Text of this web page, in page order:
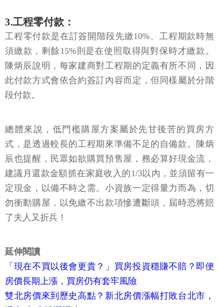
3.工程零付款：
工程零付款是在訂簽開階段先繳10%、工程期款時無
須繳款，剩餘15%則是在使照取得與對保時才繳款。
陳炳辰說明，每家建商對工程期的定義有所不同，因
此付款方式會依合約簽訂內容而定，但同樣屬於分階
段付款。
總體來說，低門檻購屋方案屬於先甘後苦的買房方
式，是透過較長的工程期來準備不足的自備款。陳炳
辰也提醒，民眾如欲購買預售屋，務必算好現金流，
建議月還款金額抓在家庭收入的1/3以內，並須留有一
定現金，以備不時之需。小資族一定得量力而為，切
勿衝動購屋，以免繳不出款項慘遭斷頭，屆時恐將賠
了夫人又折兵！
延伸閱讀
「現在不買以後會更貴？」買房投資穩賺不賠？即便
房價長期上漲，買房仍有套牢風險
雙北房價來到歷史高點？新北房價漲幅打敗台北市，